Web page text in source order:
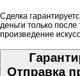
Сделка
деньги только после
произведение
Отправка